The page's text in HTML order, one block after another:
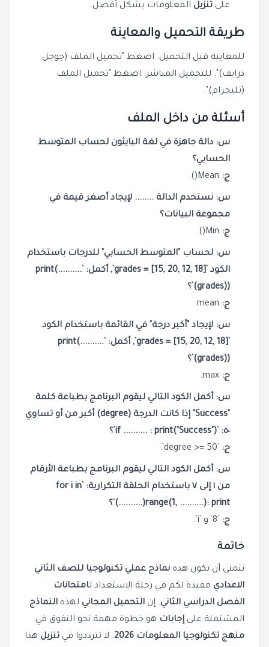
على تنزيل المعلومات بشكل أفضل.
طريقة التحميل والمعاينة
للمعاينة قبل التحميل: اضغط "تحميل الملف (جوجل
درايف)". للتحميل المباشر: اضغط "تحميل الملف
(تليجرام)".
أسئلة من داخل الملف
س: دالة جاهزة في لغة البايثون لحساب المتوسط
الحسابي؟
ج:
س: نستخدم الدالة ........ لإيجاد أصغر قيمة في
مجموعة البيانات؟
ج:
س: لحساب "المتوسط الحسابي" للدرجات باستخدام
الكود `grades = [15, 20, 12, 18]`, أكمل: `print(..........
(grades))`؟
ج:
س: لإيجاد "أكبر درجة" في القائمة باستخدام الكود
`grades = [15, 20, 12, 18]`, أكمل: `print(..........
(grades))`؟
ج:
س: أكمل الكود التالي ليقوم البرنامج بطباعة كلمة
"Success" إذا كانت الدرجة (degree) أكبر من أو تساوي
٥٠: `if .......... : print("Success")`؟
ج:
س: أكمل الكود التالي ليقوم البرنامج بطباعة الأرقام
من ١ إلى ٧ باستخدام الحلقة التكرارية: `for i in
range(1, ..........): print(..........)`؟
ج:
خاتمة
نتمنى أن تكون هذه نماذج عملي تكنولوجيا للصف الثاني
الاعدادي مفيدة لكم في رحلة الاستعداد لامتحانات
الفصل الدراسي الثاني. إن التحميل المجاني لهذه النماذج
المشتملة على إجابات هو خطوة مهمة نحو التفوق في
منهج تكنولوجيا المعلومات 2026
. لا تترددوا في تنزيل هذا